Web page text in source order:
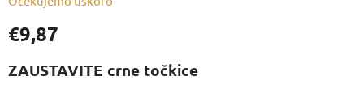
€9,87
Izmjeri
cijenu:
ZAUSTAVITE crne točkice